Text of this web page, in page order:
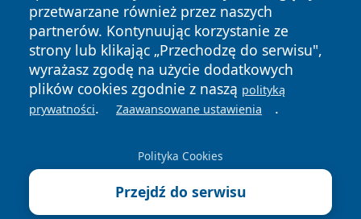
przetwarzane również przez naszych
partnerów. Kontynuując korzystanie ze
strony lub klikając „Przechodzę do serwisu",
wyrażasz zgodę na użycie dodatkowych
plików cookies zgodnie z naszą polityką
prywatności. Zaawansowane ustawienia .
Polityka Cookies
Przejdź do serwisu
News Autorzy
Polityka
Prywatności
Polityka
Cookies